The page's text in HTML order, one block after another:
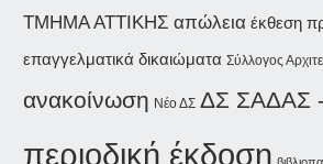
ΤΜΗΜΑ ΑΤΤΙΚΗΣ απώλεια έκθεση
επαγγελματικά δικαιώματα Σύλλογος
ανακοίνωση Νέο ΔΣ ΔΣ ΣΑΔΑΣ
περιοδική έκδοση